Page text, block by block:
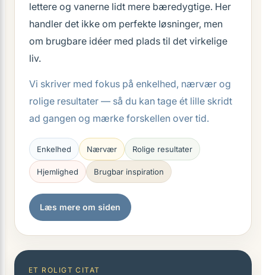
lettere og vanerne lidt mere bæredygtige. Her
handler det ikke om perfekte løsninger, men
om brugbare idéer med plads til det virkelige
liv.
Vi skriver med fokus på enkelhed, nærvær og
rolige resultater — så du kan tage ét lille skridt
ad gangen og mærke forskellen over tid.
Enkelhed Nærvær Rolige resultater
Hjemlighed Brugbar inspiration
Læs mere om siden
ET ROLIGT CITAT